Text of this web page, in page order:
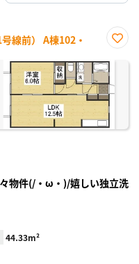
線前） A棟102・
に入
り登
録
物件(/・ω・)/嬉しい独立洗
44.33m²